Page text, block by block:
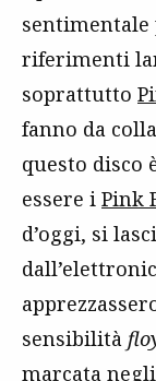
sentimentale
riferimenti
soprattutto
fanno da
questo disco
essere i Pink
d’oggi, si
sensibilità
marcata